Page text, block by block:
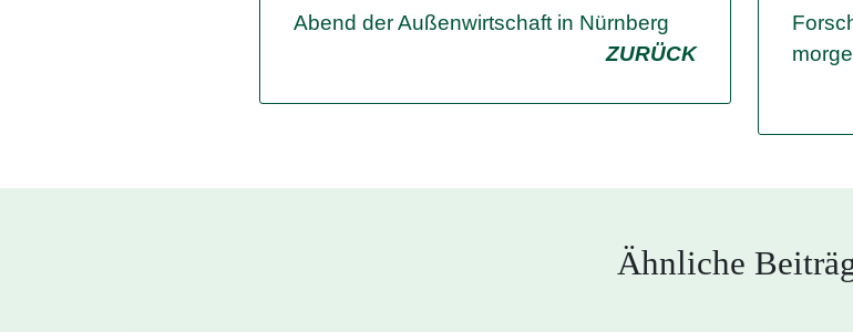
Abend der Außenwirtschaft in Nürnberg
ZURÜCK
Ähnliche